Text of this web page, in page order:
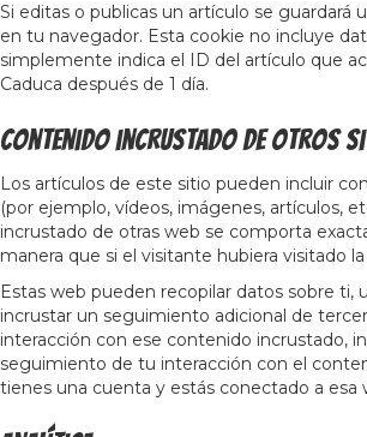
Si editas o publicas un artículo se guardará
en tu navegador. Esta cookie no incluye
simplemente indica el ID del artículo que
Caduca después de 1 día.
Contenido incrustado de otros
Los artículos de este sitio pueden incluir
(por ejemplo, vídeos, imágenes, artículos,
incrustado de otras web se comporta
manera que si el visitante hubiera visitado
Estas web pueden recopilar datos sobre ti,
incrustar un seguimiento adicional de
interacción con ese contenido incrustado,
seguimiento de tu interacción con el
tienes una cuenta y estás conectado a esa